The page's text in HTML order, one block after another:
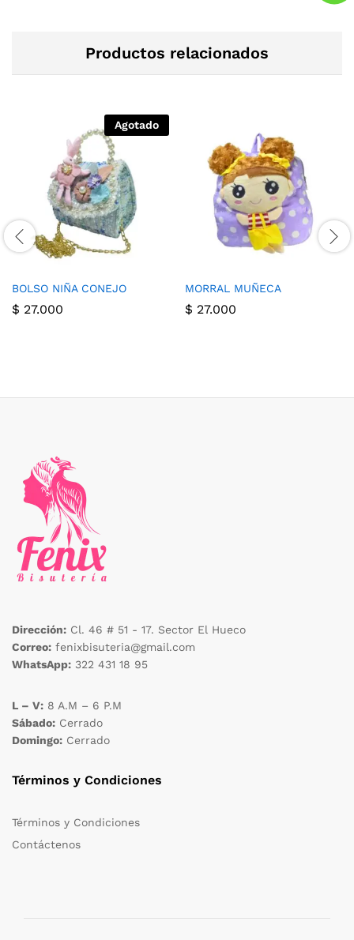
Productos relacionados
Agotado
BOLSO NIÑA CONEJO
$ 27.000
MORRAL MUÑECA
$ 27.000
Dirección: Cl. 46 # 51 - 17. Sector El Hueco
Correo: fenixbisuteria@gmail.com
WhatsApp: 322 431 18 95
L – V: 8 A.M – 6 P.M
Sábado: Cerrado
Domingo: Cerrado
Términos y Condiciones
Términos y Condiciones
Contáctenos